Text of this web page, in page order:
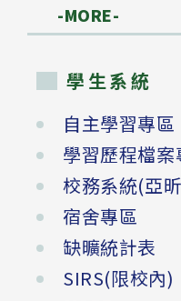
-MORE-
學生系統
自主學習專區
學習歷程檔案
校務系統(亞
宿舍專區
缺曠統計表
SIRS(限校內)